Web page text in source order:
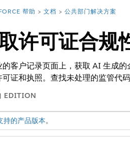
处： 帮助 文档 公共部门解决方案
许可证合规
的客户记录页面上，获取 AI 生成
可证和执照。查找未处理的监管代
EDITION
持的产品版本。